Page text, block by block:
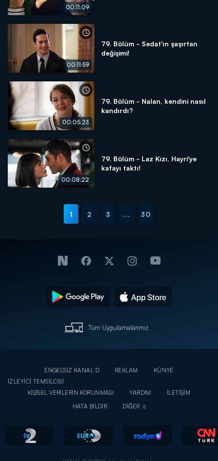
00:11:09
00:11:59
79. Bölüm - Sedat'ın şaşırtan
değişimi!
00:05:23
79. Bölüm - Nalan, kendini nasıl
kandırdı?
00:08:22
79. Bölüm - Laz Kızı, Hayri'ye
kafayı taktı!
1 2 3 ... 30
Tüm Uygulamalarımız
ENGELSİZ KANAL D REKLAM
KÜNYE
İZLEYİCİ TEMSİLCİSİ
KİŞİSEL VERİLERİN KORUNMASI
YARDIM
İLETİŞİM
HATA BİLDİR
DİĞER